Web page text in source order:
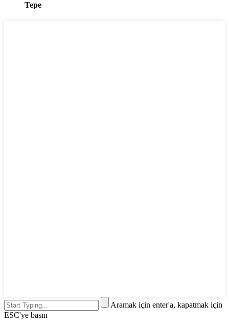
Tepe
Aramak için enter'a, kapatmak için
ESC'ye basın